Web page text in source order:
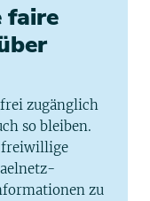
faire
zugänglich
so bleiben.
freiwillige
zu